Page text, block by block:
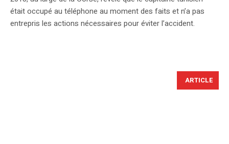
était occupé au téléphone au moment des faits et n’a pas
entrepris les actions nécessaires pour éviter l’accident.
ARTICLE